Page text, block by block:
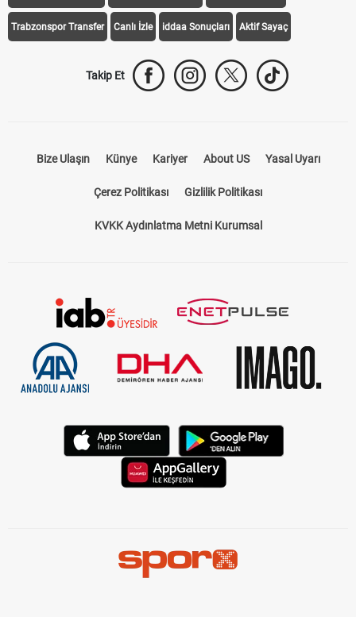
Trabzonspor Transfer Canlı İzle iddaa Sonuçları Aktif Sayaç
Takip Et
Bize Ulaşın Künye Kariyer About US Yasal Uyarı
Çerez Politikası Gizlilik Politikası
KVKK Aydınlatma Metni Kurumsal